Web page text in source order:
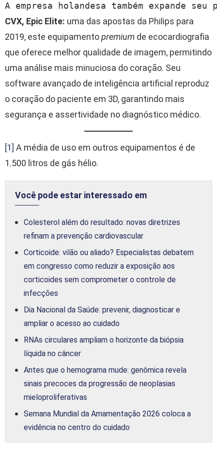
A empresa holandesa também expande
CVX, Epic Elite: uma das apostas da Philips para
2019, este equipamentopremium de ecocardiografia
que oferece melhor qualidade de imagem, permitindo
uma análise mais minuciosa do coração. Seu
software avançado de inteligência artificial reproduz
o coração do paciente em 3D, garantindo mais
segurança e assertividade no diagnóstico médico.
[1] A média de uso em outros equipamentos é de
1.500 litros de gás hélio.
Você pode estar interessado em
Colesterol além do resultado: novas diretrizes
refinam a prevenção cardiovascular
Corticoide: vilão ou aliado? Especialistas debatem
em congresso como reduzir a exposição aos
corticoides sem comprometer o controle de
infecções
Dia Nacional da Saúde: prevenir, diagnosticar e
ampliar o acesso ao cuidado
RNAs circulares ampliam o horizonte da biópsia
líquida no câncer
Antes que o hemograma mude: genômica revela
sinais precoces da progressão de neoplasias
mieloproliferativas
Semana Mundial da Amamentação 2026 coloca a
evidência no centro do cuidado